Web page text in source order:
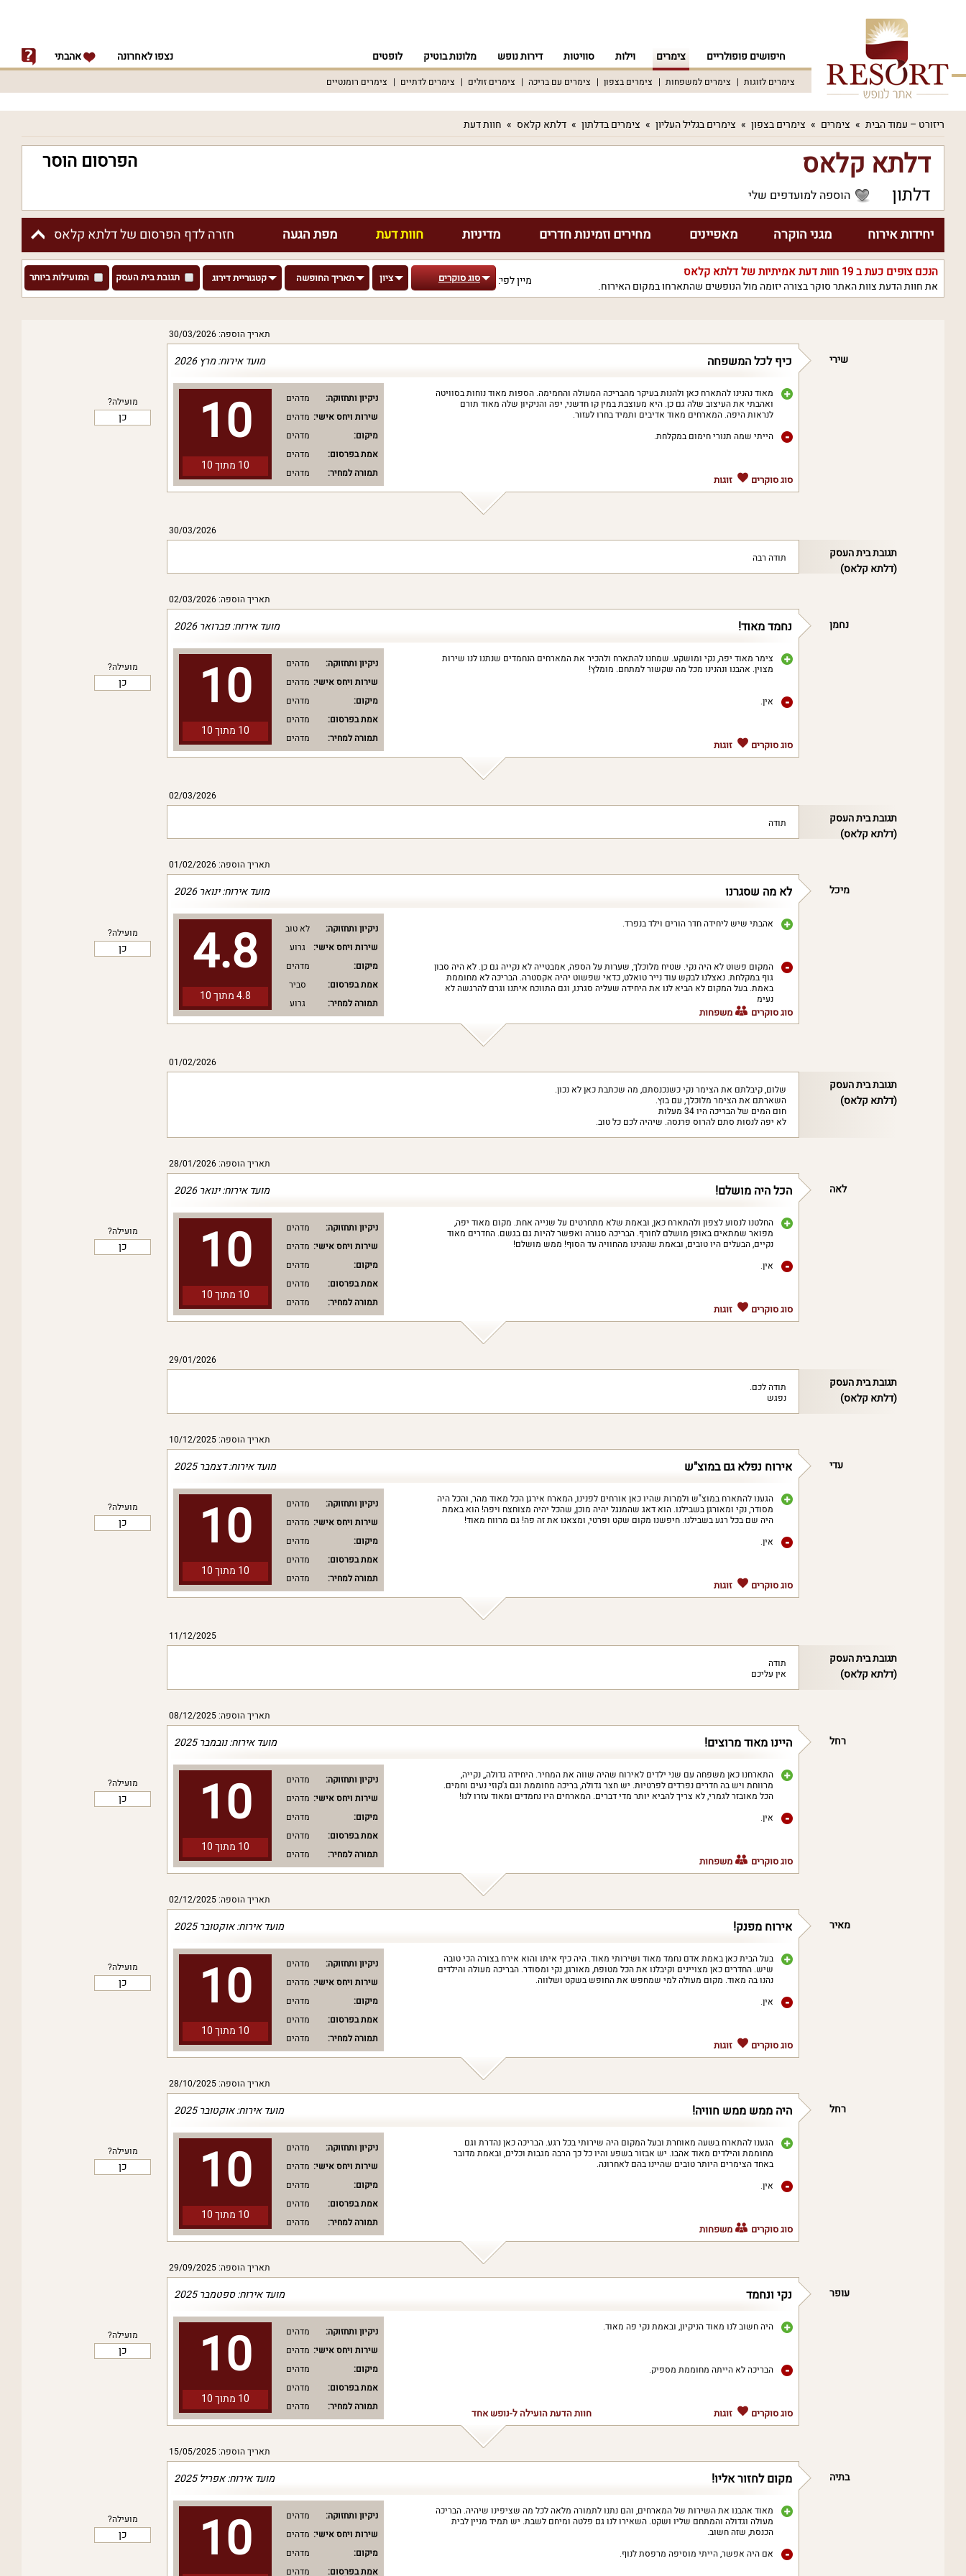
חיפושים פופולריים צימרים וילות סוויטות דירות נופש מלונות בוטיק לופטים נצפו לאחרונה אהבתי
צימרים לזוגות צימרים למשפחות צימרים בצפון צימרים עם בריכה צימרים זולים צימרים לדתיים צימרים רומנטיים
ריזורט – עמוד הבית צימרים צימרים בצפון צימרים בגליל העליון צימרים בדלתון דלתא קלאס חוות דעת
דלתא קלאס
דלתון הוספה למועדפים שלי
הפרסום הוסר
חזרה לדף הפרסום של דלתא קלאס יחידות אירוח מגני הוקרה מאפיינים מחירים וזמינות חדרים מדיניות חוות דעת מפת הגעה
הנכם צופים כעת ב19 חוות דעת אמיתיות של דלתא קלאס
את חוות הדעת צוות האתר סוקר בצורה יזומה מול הנופשים שהתארחו במקום האירוח. מיין לפי: סוג סוקרים ציון תאריך החופשה קטגוריית דירוג תגובת בית העסק המועילות ביותר
תאריך הוספה: 30/03/2026
מועילה?
כן
מועד אירוח: מרץ 2026 כיף לכל המשפחה שירי
10
10 מתוך 10
ניקיון ותחזוקה:
מדהים
שירות ויחס אישי: מדהים
מיקום:
מדהים
אמת בפרסום:
מדהים
תמורה למחיר:
מדהים
מאוד נהנינו להתארח כאן ולהנות בעיקר מהבריכה המעולה והחמימה. הספות מאוד נוחות בסוויטה
ואהבתי את העיצוב שלה גם כן. היא מעוצבת במין קו חדשני, יפה והניקיון שלה מאוד תורם
לנראות היפה. המארחים מאוד אדיבים ותמיד בחרו לעזור.
הייתי שמה תנורי חימום במקלחת.
סוג סוקרים זוגות
30/03/2026
תודה רבה
תגובת בית העסק
(דלתא קלאס)
תאריך הוספה: 02/03/2026
מועילה?
כן
מועד אירוח: פברואר 2026 נחמד מאוד! נחמן
10
10 מתוך 10
ניקיון ותחזוקה:
מדהים
שירות ויחס אישי: מדהים
מיקום:
מדהים
אמת בפרסום:
מדהים
תמורה למחיר:
מדהים
צימר מאוד יפה, נקי ומושקע. שמחנו להתארח ולהכיר את המארחים הנחמדים שנתנו לנו שירות
מצוין. אהבנו ונהנינו מכל מה שקשור למתחם. מומלץ!
אין.
סוג סוקרים זוגות
02/03/2026
תודה
תגובת בית העסק
(דלתא קלאס)
תאריך הוספה: 01/02/2026
מועילה?
כן
מועד אירוח: ינואר 2026 לא מה שסגרנו מיכל
4.8
4.8 מתוך 10
ניקיון ותחזוקה:
לא טוב
שירות ויחס אישי:
גרוע
מיקום:
מדהים
אמת בפרסום:
סביר
תמורה למחיר:
גרוע
אהבתי שיש ליחידה חדר הורים וילד בנפרד.
המקום פשוט לא היה נקי. שטיח מלוכלך, שערות על הספה, אמבטייה לא נקייה גם כן. לא היה סבון
גוף במקלחת. נאצלנו לבקש עוד נייר טואלט, כדאי שפשוט יהיה אקסטרה. הבריכה לא מחוממת
באמת. בעל המקום לא הביא לנו את היחידה שעליה סגרנו, וגם התווכח איתנו וגרם להרגשה לא
נעימ
סוג סוקרים משפחות
01/02/2026
שלום, קיבלתם את הצימר נקי כשנכנסתם, מה שכתבת כאן לא נכון.
השארתם את הצימר מלוכלך, עם בוץ.
חום המים של הבריכה היו 34 מעלות
לא יפה לנסות סתם להרוס פרנסה. שיהיה לכם כל טוב.
תגובת בית העסק
(דלתא קלאס)
תאריך הוספה: 28/01/2026
מועילה?
כן
מועד אירוח: ינואר 2026 הכל היה מושלם! לאה
10
10 מתוך 10
ניקיון ותחזוקה:
מדהים
שירות ויחס אישי: מדהים
מיקום:
מדהים
אמת בפרסום:
מדהים
תמורה למחיר:
מדהים
החלטנו לנסוע לצפון ולהתארח כאן, ובאמת שלא מתחרטים על שנייה אחת. מקום מאוד יפה,
מפואר שמתאים באופן מושלם לחורף. הבריכה סגורה ואפשר להיות גם בגשם. החדרים מאוד
נקיים, הבעלים היו טובים, ובאמת שנהנינו מהחוויה עד הסוף! ממש מושלם!
אין.
סוג סוקרים זוגות
29/01/2026
תודה לכם.
נפגש
תגובת בית העסק
(דלתא קלאס)
תאריך הוספה: 10/12/2025
מועילה?
כן
מועד אירוח: דצמבר 2025 אירוח נפלא גם במוצ"ש עדי
10
10 מתוך 10
ניקיון ותחזוקה:
מדהים
שירות ויחס אישי: מדהים
מיקום:
מדהים
אמת בפרסום:
מדהים
תמורה למחיר:
מדהים
הגענו להתארח במוצ"ש ולמרות שהיו כאן אורחים לפנינו, המארח אירגן הכל מאוד מהר, והכל היה
מסודר, נקי ומאורגן בשבילנו. הוא דאג שהמנגל יהיה מוכן, שהכל יהיה מצוחצח ויפה! הוא באמת
היה שם בכל רגע בשבילנו. חיפשנו מקום שקט ופרטי, ומצאנו את זה פה! גם מרווח מאוד!
אין.
סוג סוקרים זוגות
11/12/2025
תודה
אין עליכם
תגובת בית העסק
(דלתא קלאס)
תאריך הוספה: 08/12/2025
מועילה?
כן
מועד אירוח: נובמבר 2025 היינו מאוד מרוצים! רחל
10
10 מתוך 10
ניקיון ותחזוקה:
מדהים
שירות ויחס אישי: מדהים
מיקום:
מדהים
אמת בפרסום:
מדהים
תמורה למחיר:
מדהים
התארחנו כאן משפחה עם שני ילדים לאירוח שהיה שווה את המחיר. היחידה גדולה,, נקייה,
מרווחת ויש בה חדרים נפרדים לפרטיות. יש חצר גדולה, בריכה מחוממת וגם ג'קוזי נעים וחמים.
הכל מאובזר לגמרי, לא צריך להביא יותר מדי דברים. המארחים היו נחמדים ומאוד עזרו לנו!
אין.
סוג סוקרים משפחות
תאריך הוספה: 02/12/2025
מועילה?
כן
מועד אירוח: אוקטובר 2025 אירוח מפנק! מאיר
10
10 מתוך 10
ניקיון ותחזוקה:
מדהים
שירות ויחס אישי: מדהים
מיקום:
מדהים
אמת בפרסום:
מדהים
תמורה למחיר:
מדהים
בעל הבית כאן באמת אדם נחמד מאוד ושירותי מאוד. היה כיף איתו והוא אירח בצורה הכי טובה
שיש. החדרים כאן מצויינים וקיבלנו את הכל מטופח, מאורגן, נקי ומסודר. הבריכה מעולה והילדים
נהנו בה מאוד. מקום מעולה למי שמחפש את החופש בשקט ושלווה.
אין.
סוג סוקרים זוגות
תאריך הוספה: 28/10/2025
מועילה?
כן
מועד אירוח: אוקטובר 2025 היה ממש ממש חוויה! רחל
10
10 מתוך 10
ניקיון ותחזוקה:
מדהים
שירות ויחס אישי: מדהים
מיקום:
מדהים
אמת בפרסום:
מדהים
תמורה למחיר:
מדהים
הגענו להתארח בשעה מאוחרת ובעל המקום היה שירותי בכל רגע. הבריכה כאן נהדרת וגם
מחוממת והילדים מאוד אהבו. יש אבזור בשפע והיו כל כך הרבה מגבות וכלים, ובאמת מדובר
באחד הצימרים היותר טובים שהיינו בהם לאחרונה.
אין.
סוג סוקרים משפחות
תאריך הוספה: 29/09/2025
מועילה?
כן
מועד אירוח: ספטמבר 2025 נקי ונחמד עופר
10
10 מתוך 10
ניקיון ותחזוקה:
מדהים
שירות ויחס אישי: מדהים
מיקום:
מדהים
אמת בפרסום:
מדהים
תמורה למחיר:
מדהים
היה חשוב לנו מאוד הניקיון, ובאמת נקי פה מאוד.
הבריכה לא הייתה מחוממת מספיק.
סוג סוקרים זוגות חוות הדעת הועילה ל-נופש אחד
תאריך הוספה: 15/05/2025
מועילה?
כן
מועד אירוח: אפריל 2025 מקום לחזור אליו! בתיה
10 ניקיון ותחזוקה:
מדהים
שירות ויחס אישי: מדהים
מיקום:
מדהים
אמת בפרסום:
מדהים
מאוד אהבנו את השירות של המארחים, והם נתנו לתמורה מלאה לכל מה שציפינו שיהיה. הבריכה
מעולה וגדולה והמתחם שליו ושקט. השאירו לנו גם פלטה ומיחם לשבת. יש תמיד מניין לבית
הכנסת, שזה חשוב.
אם היה אפשר, הייתי מוסיפה מרפסת לנוף.